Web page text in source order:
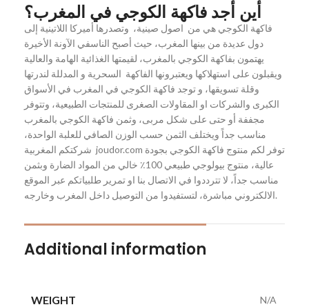
أين أجد فاكهة الكوجي في المغرب؟
فاكهة الكوجي هي من اصول صينية، وتصدرها أميركا اللاتينية إلى
دول عديدة من بينها المغرب، حيث أصبح الناسفي الآونة الأخيرة
يهتمون بفاكهة الكوجي بالمغرب، لقيمتها الغذائية الهامة والعالية
ويقبلون على استهلاكها ويعتبرونها الفاكهة السحرية و المدللة لندرتها
وقلة تسويقها، و توجد فاكهة الكوجي في المغرب في الأسواق
الكبرى والشركات او المقاولات الصغرى للمنتجات الطبيعية، وتتوفر
مجففة أو حتى على شكل مربى، وثمن فاكهة الكوجي بالمغرب
مناسب جداً ويختلف الثمن حسب الوزن الصافي للعلبة الواحدة،
شركتكم المغربية joudor.com توفر لكم منتوج فاكهة الكوجي بجودة
عالية، منتوج بيولوجي طبيعي 100٪ خالي من المواد الضارة وبثمن
مناسب جداً، لا تترددوا في الاتصال بنا او تمرير طلبياتكم عبر الموقع
الالكتروني مباشرة، لتستفيدوا من التوصيل داخل المغرب وخارجه.
Additional information
WEIGHT N/A